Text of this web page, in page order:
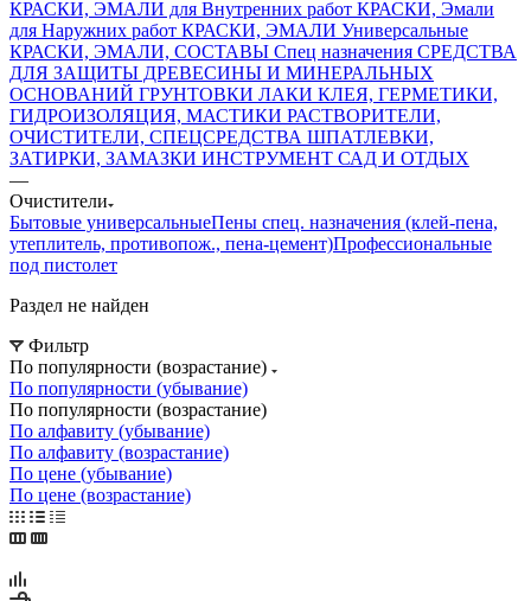
КРАСКИ, ЭМАЛИ для Внутренних работ КРАСКИ, Эмали
для Наружних работ КРАСКИ, ЭМАЛИ Универсальные
КРАСКИ, ЭМАЛИ, СОСТАВЫ Спец назначения СРЕДСТВА
ДЛЯ ЗАЩИТЫ ДРЕВЕСИНЫ И МИНЕРАЛЬНЫХ
ОСНОВАНИЙ ГРУНТОВКИ ЛАКИ КЛЕЯ, ГЕРМЕТИКИ,
ГИДРОИЗОЛЯЦИЯ, МАСТИКИ РАСТВОРИТЕЛИ,
ОЧИСТИТЕЛИ, СПЕЦСРЕДСТВА ШПАТЛЕВКИ,
ЗАТИРКИ, ЗАМАЗКИ ИНСТРУМЕНТ САД И ОТДЫХ
—
Очистители
Бытовые универсальныеПены спец. назначения (клей-пена,
утеплитель, противопож., пена-цемент)Профессиональные
под пистолет
Раздел не найден
Фильтр
По популярности (возрастание)
По популярности (убывание)
По популярности (возрастание)
По алфавиту (убывание)
По алфавиту (возрастание)
По цене (убывание)
По цене (возрастание)